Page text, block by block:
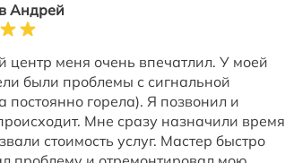
Андрей
центр меня очень впечатлил. У моей
были проблемы с сигнальной
постоянно горела). Я позвонил и
Мне сразу назначили время
стоимость услуг. Мастер быстро